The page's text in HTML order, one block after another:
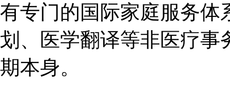
有专门的国际家庭服务体
划、医学翻译等非医疗事
期本身。